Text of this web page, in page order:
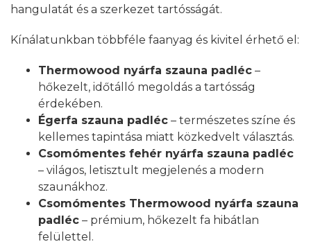
hangulatát és a szerkezet tartósságát.
Kínálatunkban többféle faanyag és kivitel érhető el:
Thermowood nyárfa szauna padléc –
hőkezelt, időtálló megoldás a tartósság
érdekében.
Égerfa szauna padléc – természetes színe és
kellemes tapintása miatt közkedvelt választás.
Csomómentes fehér nyárfa szauna padléc
– világos, letisztult megjelenés a modern
szaunákhoz.
Csomómentes Thermowood nyárfa szauna
padléc – prémium, hőkezelt fa hibátlan
felülettel.